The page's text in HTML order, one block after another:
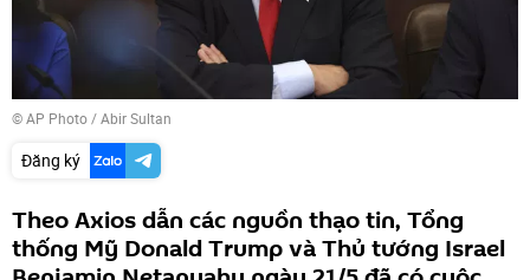
© AP Photo / Abir Sultan
Đăng ký
Theo Axios dẫn các nguồn thạo tin, Tổng
thống Mỹ Donald Trump và Thủ tướng Israel